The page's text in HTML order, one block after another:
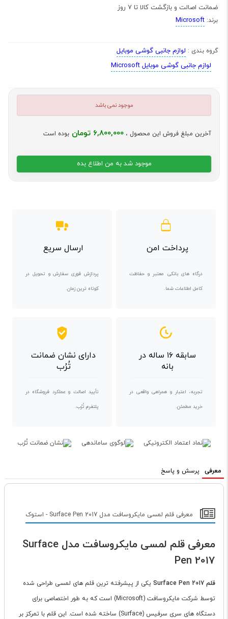
ضمانت اصالت و بازگشت کالا تا 7 روز
برند: Microsoft
گروه بندی : لوازم جانبی گوشی موبایل
لوازم جانبی گوشی موبایل Microsoft
موجود نمی باشد
آخرین مبلغ فروش این محصول ، 6,800,000 تومان بوده است
موجود شد به من اطلاع بده
پرداخت امن
درگاه های بانکی معتبر و حفاظت
کامل اطلاعات شما.
ارسال سریع
پردازش فوری سفارش و تحویل در
کوتاه ترین زمان.
سابقه ۱۶ ساله در
بانه
تجربه، اعتبار و همراهی واقعی در
خرید مطمئن.
دارای نشان ضمانت
تُرُب
تأیید اصالت و عملکرد فروشگاه در
پلتفرم تُرُب.
معرفی پرسش و پاسخ
معرفی قلم لمسی مایکروسافت مدل Surface Pen 2017 - استوک
معرفی قلم لمسی مایکروسافت مدل Surface
Pen 2017
قلم Surface Pen 2017
یکی از پیشرفته ترین قلم های لمسی طراحی شده
توسط شرکت مایکروسافت (Microsoft) است که به طور اختصاصی برای
دستگاه های سری سرفیس (Surface) ساخته شده است. این قلم با تمرکز بر